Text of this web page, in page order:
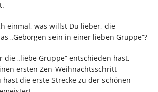
einmal, was willst Du lieber, die
„Geborgen sein in einer lieben Gruppe“?
die „liebe Gruppe“ entschieden hast,
ersten Zen-Weihnachtsschritt
die erste Strecke zu der schönen